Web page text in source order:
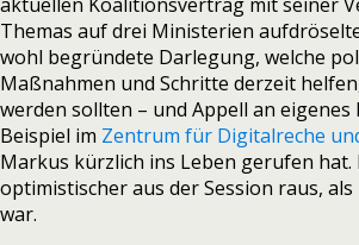
Themas auf drei Ministerien
wohl begründete Darlegung, welche
Maßnahmen und Schritte derzeit
werden sollten – und Appell an eigenes
Beispiel im Zentrum für Digitalreche
Markus kürzlich ins Leben gerufen hat.
optimistischer aus der Session raus,
war.